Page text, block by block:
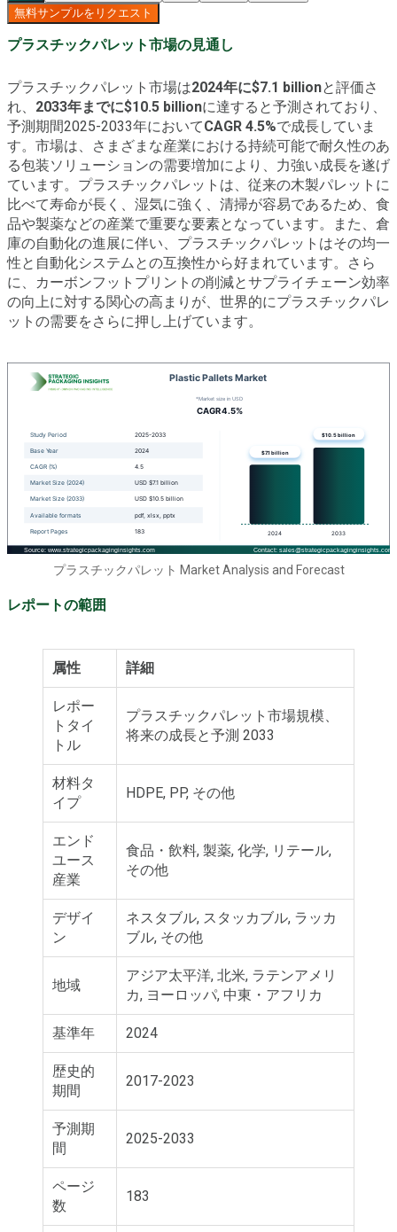
無料サンプルをリクエスト
プラスチックパレット市場の見通し
プラスチックパレット市場は2024年に$7.1 billionと評価さ
れ、 2033年までに$10.5 billionに達すると予測されており、
予測期間2025-2033年においてCAGR 4.5%で成長していま
す。市場は、さまざまな産業における持続可能で耐久性のあ
る包装ソリューションの需要増加により、力強い成長を遂げ
ています。プラスチックパレットは、従来の木製パレットに
比べて寿命が長く、湿気に強く、清掃が容易であるため、食
品や製薬などの産業で重要な要素となっています。また、倉
庫の自動化の進展に伴い、プラスチックパレットはその均一
性と自動化システムとの互換性から好まれています。さら
に、カーボンフットプリントの削減とサプライチェーン効率
の向上に対する関心の高まりが、世界的にプラスチックパレ
ットの需要をさらに押し上げています。
プラスチックパレット Market Analysis and Forecast
レポートの範囲
属性 詳細
レポー
トタイ
トル
プラスチックパレット市場規模、
将来の成長と予測 2033
材料タ
イプ
HDPE, PP, その他
エンド
ユース
産業
食品・飲料, 製薬, 化学, リテール,
その他
デザイ
ン
ネスタブル, スタッカブル, ラッカ
ブル, その他
地域
アジア太平洋, 北米, ラテンアメリ
カ, ヨーロッパ, 中東・アフリカ
基準年 2024
歴史的
期間
2017-2023
予測期
間
2025-2033
ページ
数
183